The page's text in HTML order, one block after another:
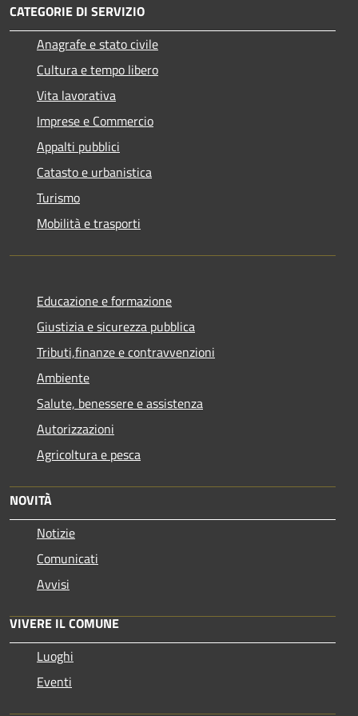
CATEGORIE DI SERVIZIO
Anagrafe e stato civile
Cultura e tempo libero
Vita lavorativa
Imprese e Commercio
Appalti pubblici
Catasto e urbanistica
Turismo
Mobilità e trasporti
Educazione e formazione
Giustizia e sicurezza pubblica
Tributi,finanze e contravvenzioni
Ambiente
Salute, benessere e assistenza
Autorizzazioni
Agricoltura e pesca
NOVITÀ
Notizie
Comunicati
Avvisi
VIVERE IL COMUNE
Luoghi
Eventi